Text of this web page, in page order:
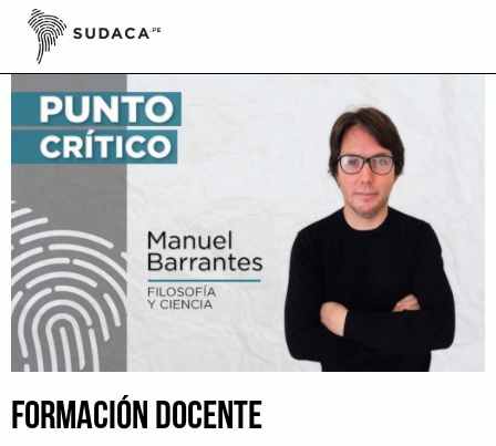
Skip
content
FORMACIÓN DOCENTE